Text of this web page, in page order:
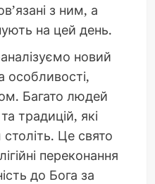
з ним, а
на цей день.
новий
особливості,
Багато людей
традицій, які
Це свято
переконання
до Бога за